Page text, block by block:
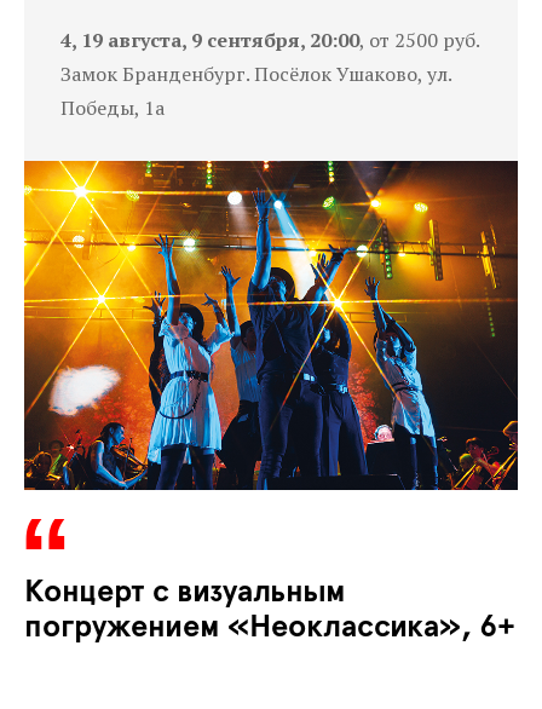
4, 19 августа, 9 сентября, 20:00, от 2500 руб.
Замок Бранденбург. Посёлок Ушаково, ул.
Победы, 1а
Концерт с визуальным
погружением «Неоклассика», 6+